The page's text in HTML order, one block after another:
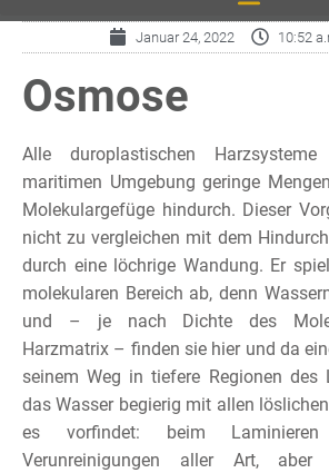
Januar 24, 2022 10:52
Osmose
Alle duroplastischen
maritimen Umgebung geringe
Molekulargefüge hindurch. Dieser
nicht zu vergleichen mit dem
durch eine löchrige Wandung. Er
molekularen Bereich ab, denn
und – je nach Dichte des
Harzmatrix – finden sie hier und da
seinem Weg in tiefere Regionen des
das Wasser begierig mit allen
es vorfindet: beim Laminieren
Verunreinigungen aller Art, aber